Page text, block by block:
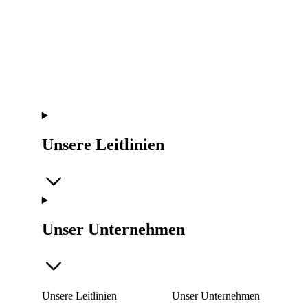
Unsere Leitlinien
Unser Unternehmen
Unsere Leitlinien
Unser Unternehmen